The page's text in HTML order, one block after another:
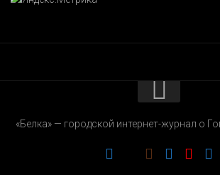
РЕКЛАМОДАТЕЛЯМ
«Белка» — городской интернет-журнал о